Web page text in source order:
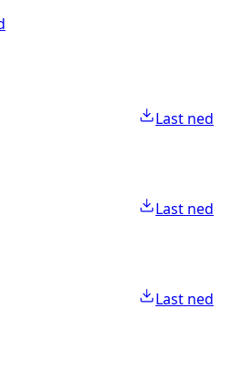
Last ned
Last ned
Last ned